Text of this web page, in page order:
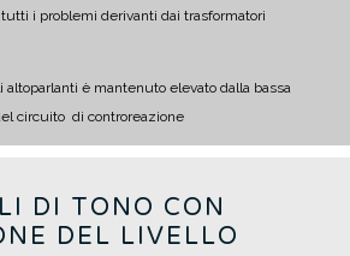
i problemi derivanti dai trasformatori
altoparlanti è mantenuto elevato dalla bassa
circuito di controreazione
DI TONO CON
DEL LIVELLO